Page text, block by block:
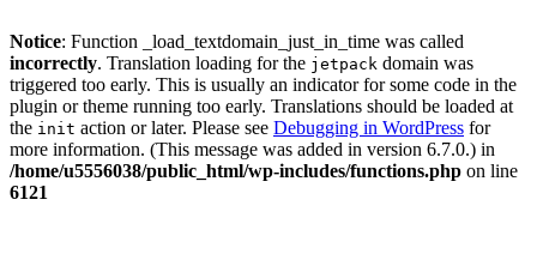
Notice: Function _load_textdomain_just_in_time was called
incorrectly. Translation loading for the jetpack domain was
triggered too early. This is usually an indicator for some code in the
plugin or theme running too early. Translations should be loaded at
the init action or later. Please see Debugging in WordPress for
more information. (This message was added in version 6.7.0.) in
/home/u5556038/public_html/wp-includes/functions.php on line
6121